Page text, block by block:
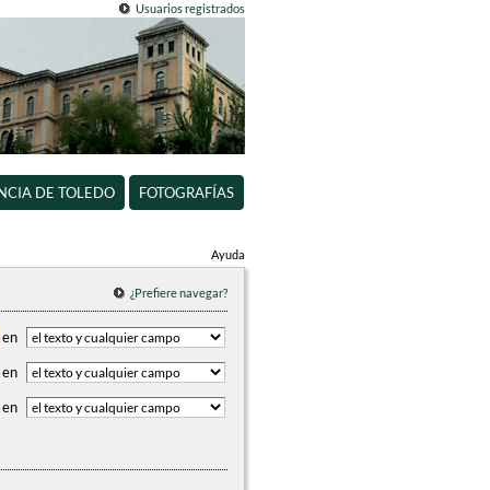
Usuarios registrados
DE TOLEDO FOTOGRAFÍAS
Ayuda
¿Prefiere navegar?
en
en
en